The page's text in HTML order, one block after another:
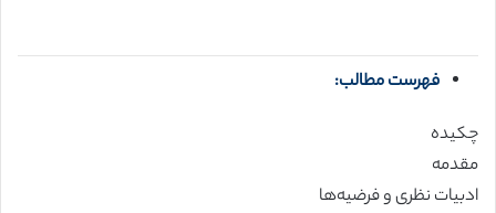
فهرست مطالب:
چکیده
مقدمه
ادبیات نظری و فرضیه‌ها